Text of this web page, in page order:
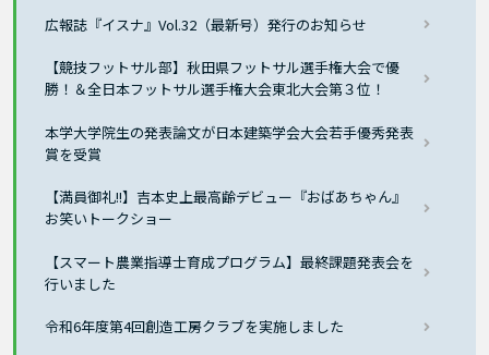
広報誌『イスナ』Vol.32（最新号）発行のお知らせ
【競技フットサル部】秋田県フットサル選手権大会で優
勝！＆全日本フットサル選手権大会東北大会第３位！
本学大学院生の発表論文が日本建築学会大会若手優秀発表
賞を受賞
【満員御礼!!】吉本史上最高齢デビュー『おばあちゃん』
お笑いトークショー
【スマート農業指導士育成プログラム】最終課題発表会を
行いました
令和6年度第4回創造工房クラブを実施しました